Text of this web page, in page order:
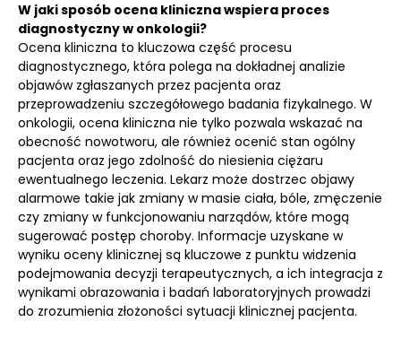
W jaki sposób ocena kliniczna wspiera proces
diagnostyczny w onkologii?
Ocena kliniczna to kluczowa część procesu
diagnostycznego, która polega na dokładnej analizie
objawów zgłaszanych przez pacjenta oraz
przeprowadzeniu szczegółowego badania fizykalnego. W
onkologii, ocena kliniczna nie tylko pozwala wskazać na
obecność nowotworu, ale również ocenić stan ogólny
pacjenta oraz jego zdolność do niesienia ciężaru
ewentualnego leczenia. Lekarz może dostrzec objawy
alarmowe takie jak zmiany w masie ciała, bóle, zmęczenie
czy zmiany w funkcjonowaniu narządów, które mogą
sugerować postęp choroby. Informacje uzyskane w
wyniku oceny klinicznej są kluczowe z punktu widzenia
podejmowania decyzji terapeutycznych, a ich integracja z
wynikami obrazowania i badań laboratoryjnych prowadzi
do zrozumienia złożoności sytuacji klinicznej pacjenta.